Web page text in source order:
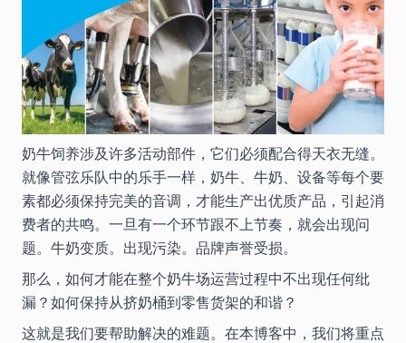
奶牛饲养涉及许多活动部件，它们必须配合得天衣无缝。
就像管弦乐队中的乐手一样，奶牛、牛奶、设备等每个要
素都必须保持完美的音调，才能生产出优质产品，引起消
费者的共鸣。一旦有一个环节跟不上节奏，就会出现问
题。牛奶变质。出现污染。品牌声誉受损。
那么，如何才能在整个奶牛场运营过程中不出现任何纰
漏？如何保持从挤奶桶到零售货架的和谐？
这就是我们要帮助解决的难题。在本博客中，我们将重点